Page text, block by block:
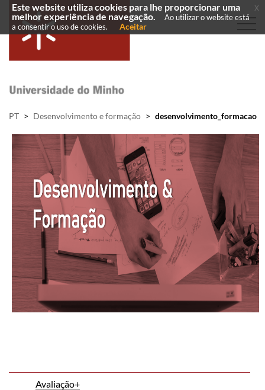
PT > Desenvolvimento e formação > desenvolvimento_formacao
​Avaliação+
Este website utiliza cookies para lhe proporcionar uma
melhor experiência de navegação.
Ao utilizar o website está
a consentir o uso de cookies.
Aceitar
x